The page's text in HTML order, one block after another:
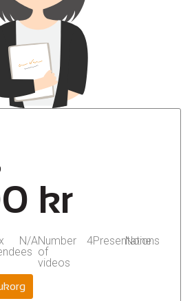
kr
N/ANumber
of
videos
4Presentations
None